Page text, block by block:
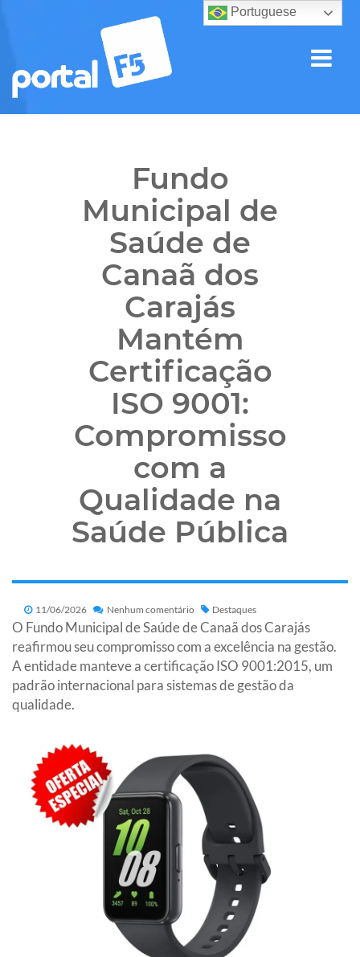
Fundo
Municipal de
Saúde de
Canaã dos
Carajás
Mantém
Certificação
ISO 9001:
Compromisso
com a
Qualidade na
Saúde Pública
11/06/2026 Nenhum comentário Destaques
O Fundo Municipal de Saúde de Canaã dos Carajás
reafirmou seu compromisso com a excelência na gestão.
A entidade manteve a certificação ISO 9001:2015, um
padrão internacional para sistemas de gestão da
qualidade.
Portuguese